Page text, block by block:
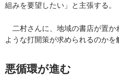
組みを要望したい」と主張する。
二村さんに、地域の書店が置か
ような打開策が求められるのかを
悪循環が進む